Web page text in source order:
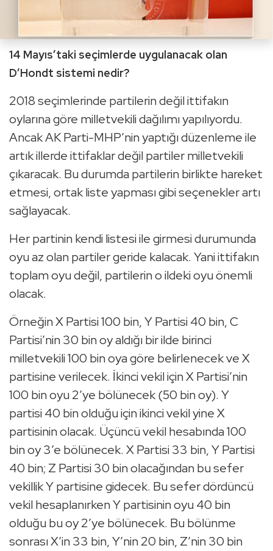
14 Mayıs’taki seçimlerde uygulanacak olan
D’Hondt sistemi nedir?
2018 seçimlerinde partilerin değil ittifakın
oylarına göre milletvekili dağılımı yapılıyordu.
Ancak AK Parti-MHP’nin yaptığı düzenleme ile
artık illerde ittifaklar değil partiler milletvekili
çıkaracak. Bu durumda partilerin birlikte hareket
etmesi, ortak liste yapması gibi seçenekler artı
sağlayacak.
Her partinin kendi listesi ile girmesi durumunda
oyu az olan partiler geride kalacak. Yani ittifakın
toplam oyu değil, partilerin o ildeki oyu önemli
olacak.
Örneğin X Partisi 100 bin, Y Partisi 40 bin, C
Partisi’nin 30 bin oy aldığı bir ilde birinci
milletvekili 100 bin oya göre belirlenecek ve X
partisine verilecek. İkinci vekil için X Partisi’nin
100 bin oyu 2’ye bölünecek (50 bin oy). Y
partisi 40 bin olduğu için ikinci vekil yine X
partisinin olacak. Üçüncü vekil hesabında 100
bin oy 3’e bölünecek. X Partisi 33 bin, Y Partisi
40 bin; Z Partisi 30 bin olacağından bu sefer
vekillik Y partisine gidecek. Bu sefer dördüncü
vekil hesaplanırken Y partisinin oyu 40 bin
olduğu bu oy 2’ye bölünecek. Bu bölünme
sonrası X’in 33 bin, Y’nin 20 bin, Z’nin 30 bin